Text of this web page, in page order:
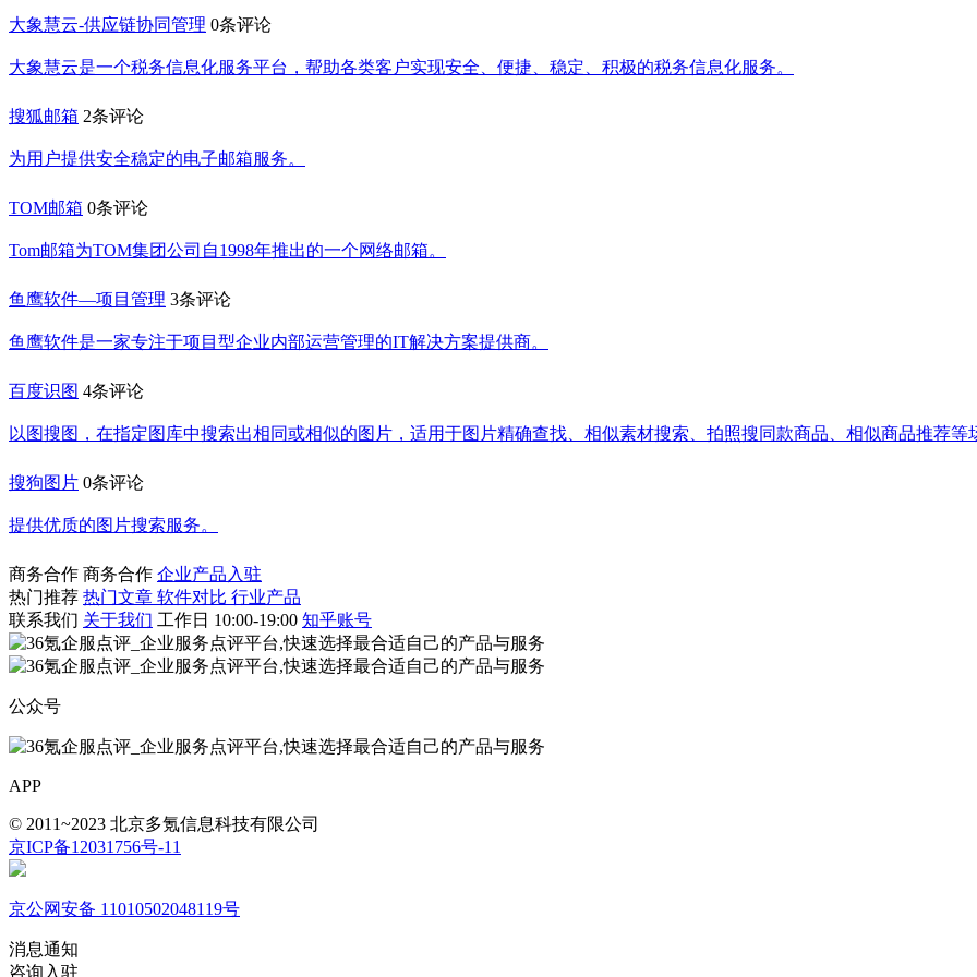
大象慧云-供应链协同管理 0条评论
大象慧云是一个税务信息化服务平台，帮助各类客户实现安全、便捷、稳定、积极的税务信息化服务。
搜狐邮箱 2条评论
为用户提供安全稳定的电子邮箱服务。
TOM邮箱 0条评论
Tom邮箱为TOM集团公司自1998年推出的一个网络邮箱。
鱼鹰软件—项目管理 3条评论
鱼鹰软件是一家专注于项目型企业内部运营管理的IT解决方案提供商。
百度识图 4条评论
以图搜图，在指定图库中搜索出相同或相似的图片，适用于图片精确查找、相似素材搜索、拍照搜同款商品、相似商品推荐等
搜狗图片 0条评论
提供优质的图片搜索服务。
商务合作 商务合作 企业产品入驻
热门推荐 热门文章 软件对比 行业产品
联系我们 关于我们 工作日 10:00-19:00 知乎账号
公众号
APP
© 2011~2023 北京多氪信息科技有限公司
京ICP备12031756号-11
京公网安备 11010502048119号
消息通知
咨询入驻